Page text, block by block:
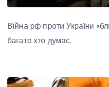
Війна рф проти України
багато хто думає.